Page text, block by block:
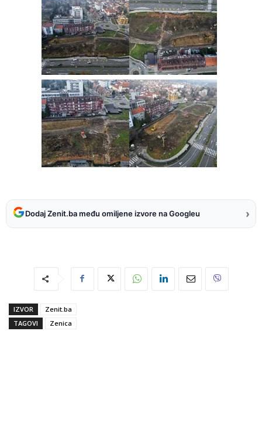
Dodaj Zenit.ba među omiljene izvore na Googleu ›
IZVOR
Zenit.ba
TAGOVI
Zenica